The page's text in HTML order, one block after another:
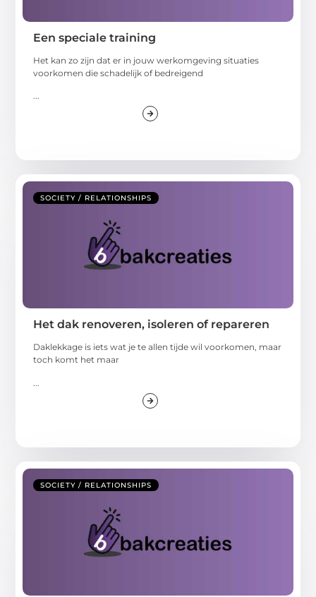
Een speciale training
Het kan zo zijn dat er in jouw werkomgeving situaties
voorkomen die schadelijk of bedreigend
...
SOCIETY / RELATIONSHIPS
Het dak renoveren, isoleren of repareren
Daklekkage is iets wat je te allen tijde wil voorkomen, maar
toch komt het maar
SOCIETY / RELATIONSHIPS